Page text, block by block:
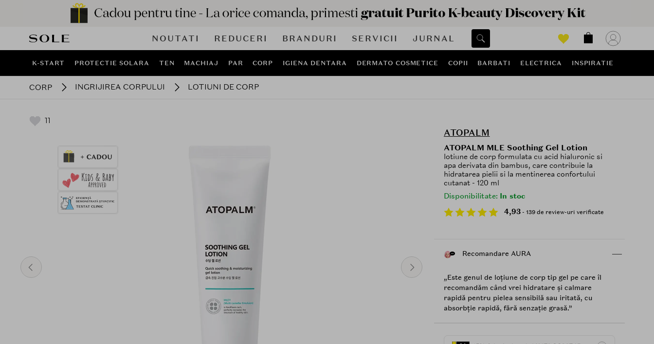
NOUTATI REDUCERI BRANDURI SERVICII JURNAL
K-START PROTECTIE SOLARA TEN MACHIAJ PAR CORP IGIENA DENTARA DERMATO COSMETICE COPII BARBATI ELECTRICA INSPIRATIE
CORP INGRIJIREA CORPULUI LOTIUNI DE CORP
11
ATOPALM
ATOPALM MLE Soothing Gel Lotion
lotiune de corp formulata cu acid hialuronic si
apa derivata din bambus, care contribuie la
hidratarea pielii si la mentinerea confortului
cutanat - 120 ml
Disponibilitate: In stoc
4,93 - 139 de review-uri verificate
Recomandare AURA
„Este genul de loțiune de corp tip gel pe care îl
recomandăm când vrei hidratare și calmare
rapidă pentru pielea sensibilă sau iritată, cu
absorbție rapidă, fără senzație grasă.”